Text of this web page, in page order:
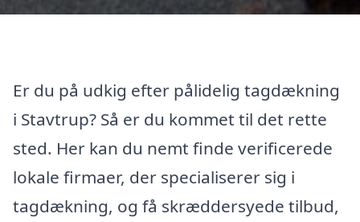
Er du på udkig efter pålidelig tagdækning
i Stavtrup? Så er du kommet til det rette
sted. Her kan du nemt finde verificerede
lokale firmaer, der specialiserer sig i
tagdækning, og få skræddersyede tilbud,